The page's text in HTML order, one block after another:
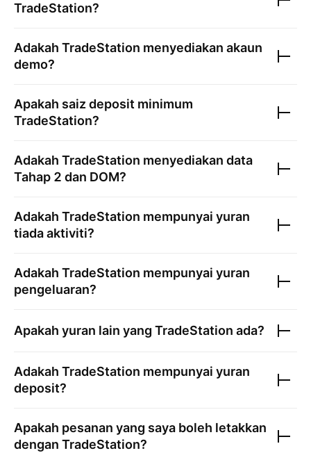
TradeStation?
Adakah TradeStation menyediakan akaun
demo?
Apakah saiz deposit minimum
TradeStation?
Adakah TradeStation menyediakan data
Tahap 2 dan DOM?
Adakah TradeStation mempunyai yuran
tiada aktiviti?
Adakah TradeStation mempunyai yuran
pengeluaran?
Apakah yuran lain yang TradeStation ada?
Adakah TradeStation mempunyai yuran
deposit?
Apakah pesanan yang saya boleh letakkan
dengan TradeStation?